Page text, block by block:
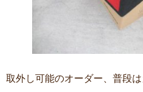
取外し可能のオーダー、普段